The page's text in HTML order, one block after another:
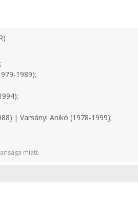
1989);
| Varsányi Anikó (1978-1999);
miatt.